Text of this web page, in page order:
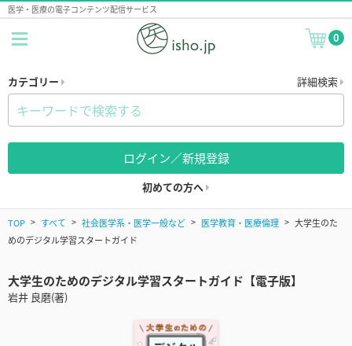
医学・医療の電子コンテンツ配信サービス
0
カテゴリー 詳細検索
ログイン／新規登録
初めての方へ
TOP すべて 社会医学系・医学一般など 医学教育・医療倫理
大学生のた
めのデジタル学習スタートガイド
大学生のためのデジタル学習スタートガイド【電子版】
岩井 良磨(著)